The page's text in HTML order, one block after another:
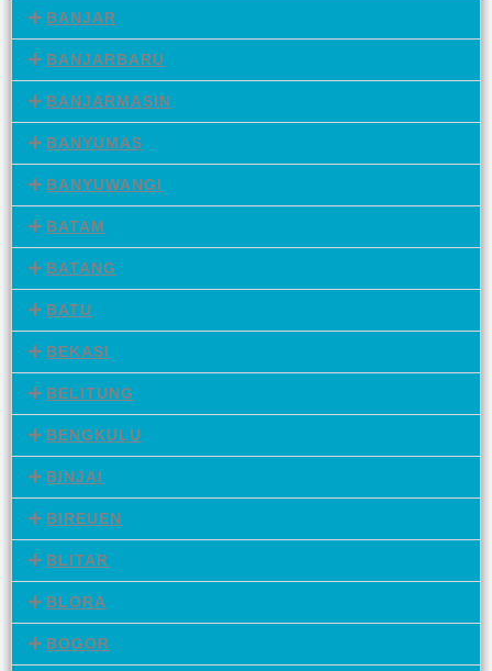
BANJAR
BANJARBARU
BANJARMASIN
BANYUMAS
BANYUWANGI
BATAM
BATANG
BATU
BEKASI
BELITUNG
BENGKULU
BINJAI
BIREUEN
BLITAR
BLORA
BOGOR